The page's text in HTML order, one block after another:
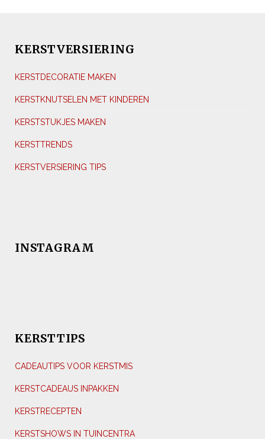
KERSTVERSIERING
KERSTDECORATIE MAKEN
KERSTKNUTSELEN MET KINDEREN
KERSTSTUKJES MAKEN
KERSTTRENDS
KERSTVERSIERING TIPS
INSTAGRAM
KERSTTIPS
CADEAUTIPS VOOR KERSTMIS
KERSTCADEAUS INPAKKEN
KERSTRECEPTEN
KERSTSHOWS IN TUINCENTRA